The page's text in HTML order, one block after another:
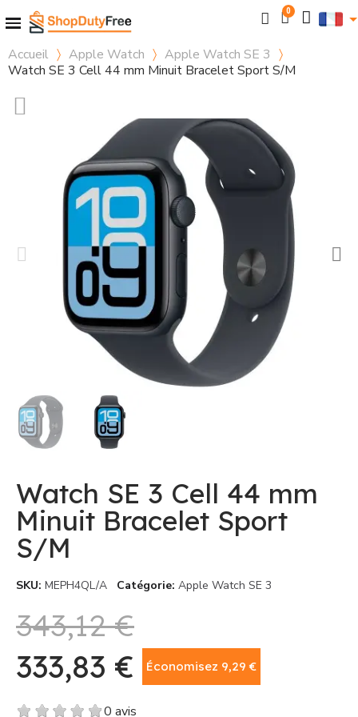
Accueil Apple Watch
Apple Watch SE 3
Watch SE 3 Cell 44 mm Minuit Bracelet Sport S/M
Watch SE 3 Cell 44 mm
Minuit Bracelet Sport
S/M
SKU MEPH4QL/A Catégorie Apple Watch SE 3
343,12 €
333,83 €
Économisez 9,29 €
0 avis